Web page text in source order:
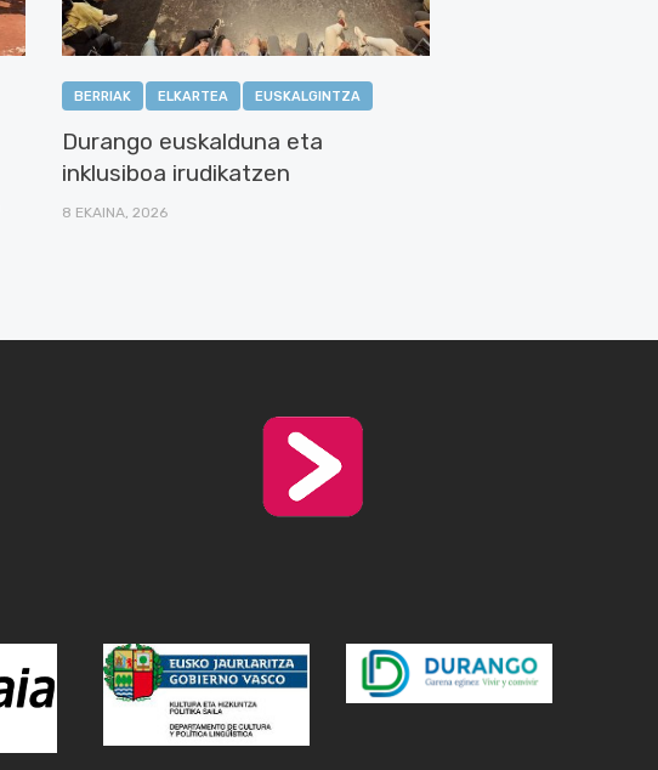
BERRIAK ELKARTEA EUSKALGINTZA
Durango euskalduna eta
inklusiboa irudikatzen
8 EKAINA, 2026